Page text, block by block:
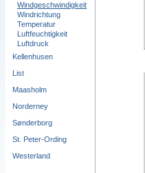
Windgeschwindigkeit
Windrichtung
Temperatur
Luftfeuchtigkeit
Luftdruck
Kellenhusen
List
Maasholm
Norderney
Sønderborg
St. Peter-Ording
Westerland